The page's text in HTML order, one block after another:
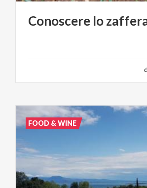
Conoscere lo
FOOD & WINE